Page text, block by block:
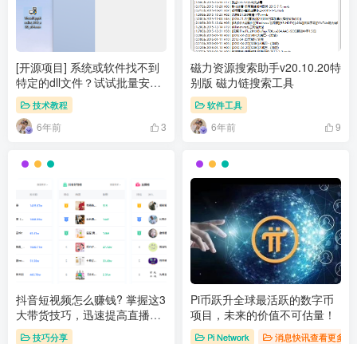
[开源项目] 系统或软件找不到
特定的dll文件？试试批量安装
VC运行库
技术教程
6年前 3
磁力资源搜索助手v20.10.20特
别版 磁力链搜索工具
软件工具
6年前 9
抖音短视频怎么赚钱? 掌握这3
大带货技巧，迅速提高直播间
人气流量！
技巧分享
Pi币跃升全球最活跃的数字币
项目，未来的价值不可估量！
Pi Network 消息快讯查看更多